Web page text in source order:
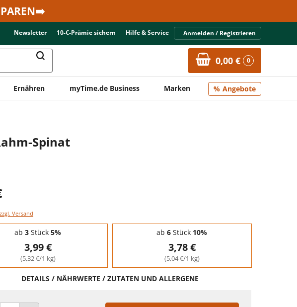
Newsletter 10-€-Prämie sichern Hilfe & Service Anmelden / Registrieren
0,00 € 0
Ernähren myTime.de Business Marken Angebote
Spinat
Versand
- Mengenrabatt
ab 3 Stück 5%
3,99 €
(5,32 €/1 kg)
ab 6 Stück 10%
3,78 €
(5,04 €/1 kg)
DETAILS / NÄHRWERTE / ZUTATEN UND ALLERGENE